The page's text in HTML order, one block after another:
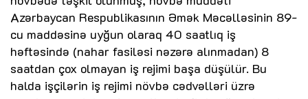
Azərbaycan Respublikasının Əmək Məcəlləsinin 89-
cu maddəsinə uyğun olaraq 40 saatlıq iş
həftəsində (nahar fasiləsi nəzərə alınmadan) 8
saatdan çox olmayan iş rejimi başa düşülür. Bu
halda işçilərin iş rejimi növbə cədvəlləri üzrə